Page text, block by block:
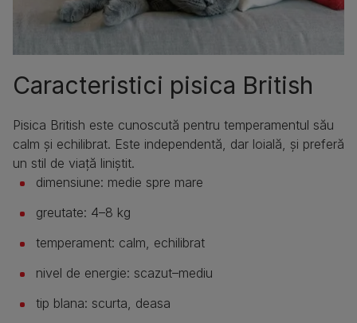
Caracteristici pisica British
Pisica British este cunoscută pentru temperamentul său
calm și echilibrat. Este independentă, dar loială, și preferă
un stil de viață liniștit.
dimensiune: medie spre mare
greutate: 4–8 kg
temperament: calm, echilibrat
nivel de energie: scazut–mediu
tip blana: scurta, deasa